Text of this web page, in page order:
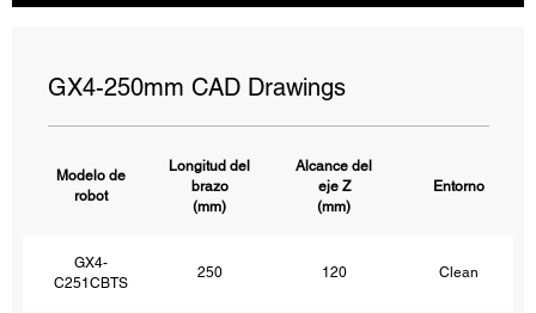
GX4-250mm CAD Drawings
Modelo de
robot
Longitud del
brazo
(mm)
Alcance del
eje Z
(mm)
Entorno
GX4-
C251CBTS
250 120 Clean